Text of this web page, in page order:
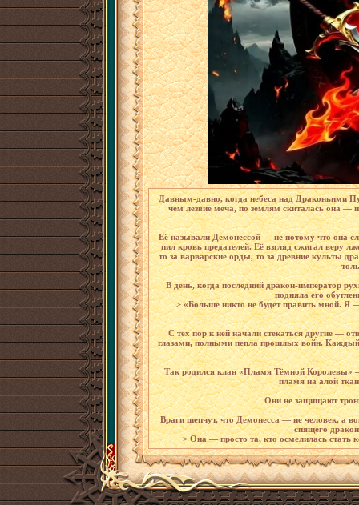
Давным-давно, когда небеса над Драконьими
чем лезвие меча, по землям скиталась она —
Её называли Демонессой — не потому что она
пил кровь предателей. Её взгляд сжигал веру
то за варварские орды, то за древние культы
—
В день, когда последний дракон-император
подняла его
> «Больше никто не будет править мной. Я
С тех пор к ней начали стекаться другие —
глазами, полными пепла прошлых войн. Каждый
Так родился клан «Пламя Тёмной Королевы»
пламя на алой
Они не защищают
Враги шепчут, что Демонесса — не человек, а
спящего
> Она — просто та, кто осмелилась стать